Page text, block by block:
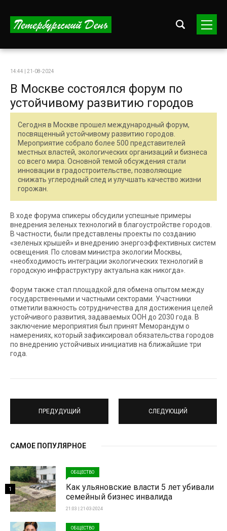
14:44 | 21-08-2024
В Москве состоялся форум по
устойчивому развитию городов
Сегодня в Москве прошел международный форум,
посвященный устойчивому развитию городов.
Мероприятие собрало более 500 представителей
местных властей, экологических организаций и бизнеса
со всего мира. Основной темой обсуждения стали
инновации в градостроительстве, позволяющие
снижать углеродный след и улучшать качество жизни
горожан.
В ходе форума спикеры обсудили успешные примеры
внедрения зеленых технологий в благоустройстве городов.
В частности, были представлены проекты по созданию
«зеленых крышей» и внедрению энергоэффективных систем
освещения. По словам министра экологии Москвы,
«необходимость интеграции экологических технологий в
городскую инфраструктуру актуальна как никогда».
Форум также стал площадкой для обмена опытом между
государственными и частными секторами. Участники
отметили важность сотрудничества для достижения целей
устойчивого развития, задаваемых ООН до 2030 года. В
заключение мероприятия был принят Меморандум о
намерениях, который зафиксировал обязательства городов
по внедрению устойчивых инициатив на ближайшие три
года.
ПРЕДУДУЩИЙ СЛЕДУЮЩИЙ
САМОЕ ПОПУЛЯРНОЕ
ОБЩЕСТВО
Как ульяновские власти 5 лет убивали
семейный бизнес инвалида
21:03 | 21-03-2024
1
ОБЩЕСТВО